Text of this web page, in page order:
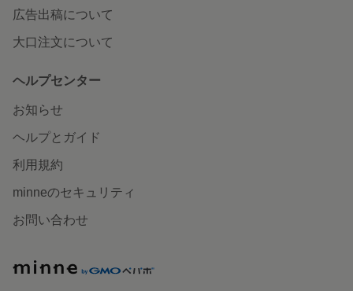
広告出稿について
大口注文について
ヘルプセンター
お知らせ
ヘルプとガイド
利用規約
minneのセキュリティ
お問い合わせ